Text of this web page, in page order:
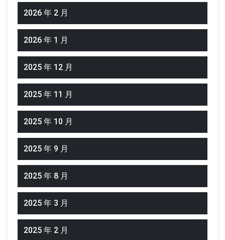
2026 年 2 月
2026 年 1 月
2025 年 12 月
2025 年 11 月
2025 年 10 月
2025 年 9 月
2025 年 8 月
2025 年 3 月
2025 年 2 月